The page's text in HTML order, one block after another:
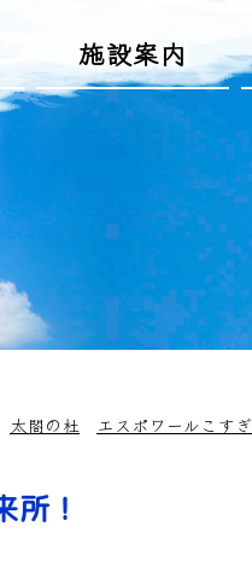
施設案内
太閤の杜 エスポワールこすぎ
！